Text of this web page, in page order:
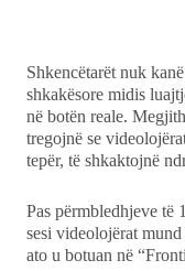
Shkencëtarët nuk
shkakësore midis
në botën reale.
tregojnë se
tepër, të shkaktojnë
Pas përmbledhjeve të
sesi videolojërat
ato u botuan në